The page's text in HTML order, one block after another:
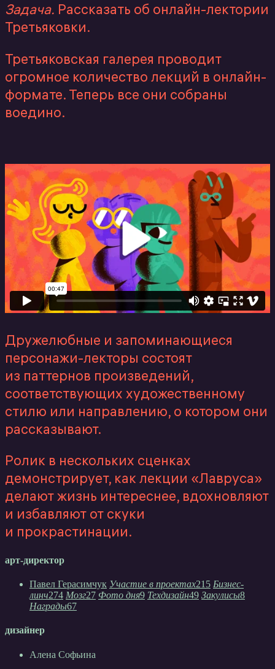
Задача. Рассказать об онлайн-лектории
Третьяковки.
Третьяковская галерея проводит
огромное количество лекций в онлайн-
формате. Теперь все они собраны
воедино.
Дружелюбные и запоминающиеся
персонажи-лекторы состоят
из паттернов произведений,
соответствующих художественному
стилю или направлению, о котором они
рассказывают.
Ролик в нескольких сценках
демонстрирует, как лекции «Лавруса»
делают жизнь интереснее, вдохновляют
и избавляют от скуки
и прокрастинации.
арт-директор
Павел Герасимчук Участие в проектах215 Бизнес-
линч274 Мозг27 Фото дня9 Техдизайн49 Закулисы8
Награды67
дизайнер
Алена Софьина